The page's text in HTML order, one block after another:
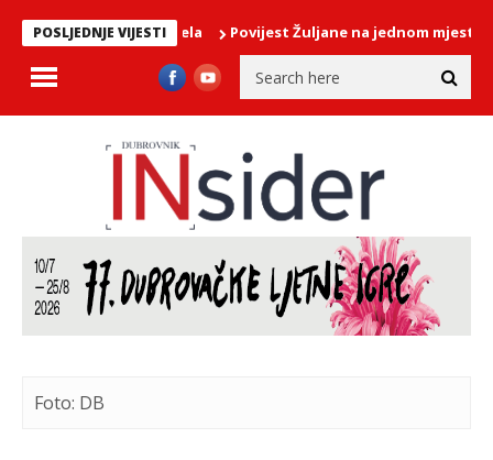
POSLJEDNJE VIJESTI Povijest Žuljane na jednom mjestu:
Foto: DB